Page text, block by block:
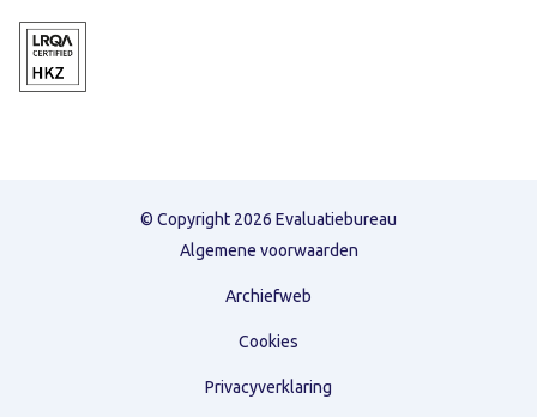
© Copyright 2026 Evaluatiebureau
Algemene voorwaarden
Archiefweb
Cookies
Privacyverklaring